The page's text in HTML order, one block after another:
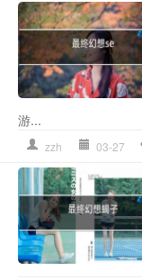
游...
zzh 03-27